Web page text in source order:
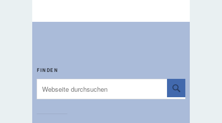
FINDEN